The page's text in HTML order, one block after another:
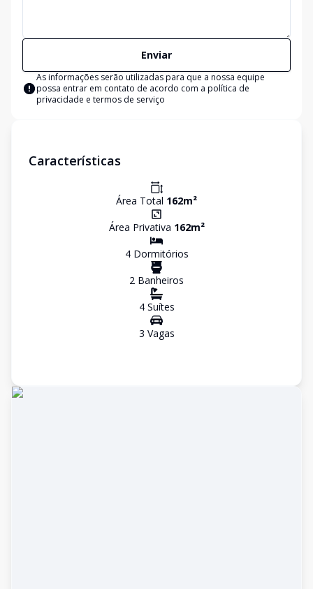
Enviar
As informações serão utilizadas para que a nossa equipe
possa entrar em contato de acordo com a política de
privacidade e termos de serviço
Características
Área Total 162m²
Área Privativa 162m²
4Dormitórios
2 Banheiros
4Suítes
3 Vagas